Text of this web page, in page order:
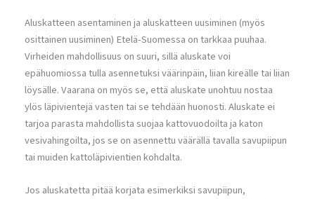
Aluskatteen asentaminen ja aluskatteen uusiminen (myös
osittainen uusiminen) Etelä-Suomessa on tarkkaa puuhaa.
Virheiden mahdollisuus on suuri, sillä aluskate voi
epähuomiossa tulla asennetuksi väärinpäin, liian kireälle tai liian
löysälle. Vaarana on myös se, että aluskate unohtuu nostaa
ylös läpivientejä vasten tai se tehdään huonosti. Aluskate ei
tarjoa parasta mahdollista suojaa kattovuodoilta ja katon
vesivahingoilta, jos se on asennettu väärällä tavalla savupiipun
tai muiden kattoläpivientien kohdalta.
Jos aluskatetta pitää korjata esimerkiksi savupiipun,